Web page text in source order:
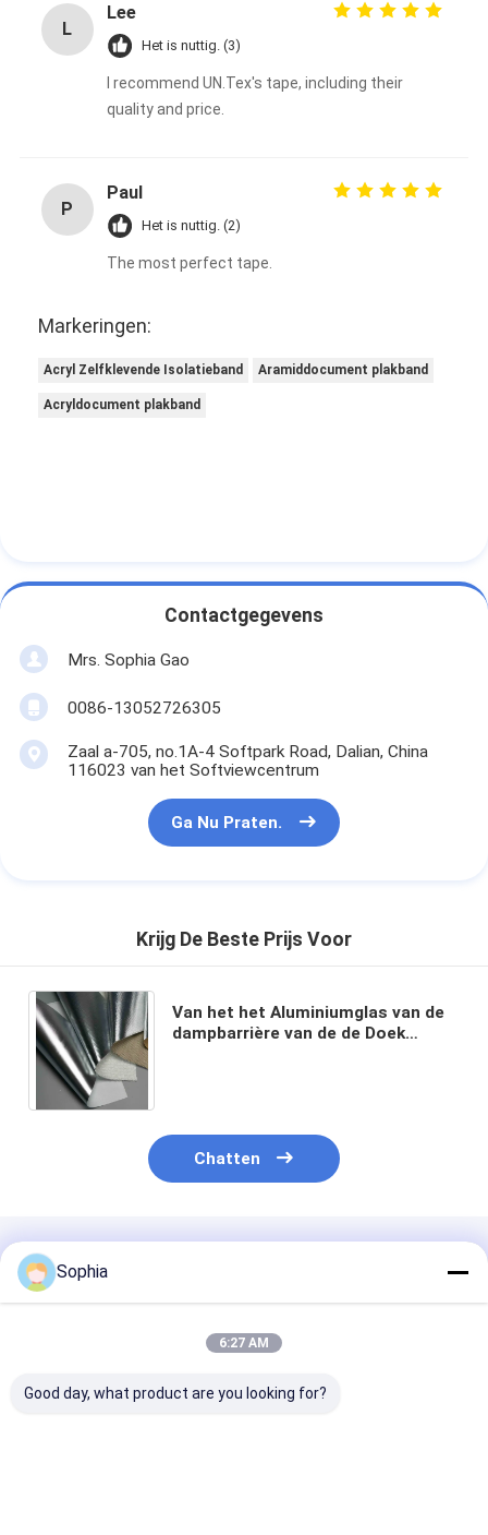
Ongeveer ons
Fabrieksreis
Contacteer ons
De Isolatieband van de glasdoek
Hittebestendige Isolatieband
Folie Onder ogen gezien Kraftpapier-Document
De Doek van de aluminiumfolieglasvezel
De Band van het foliegrof linnen
De Band van de doekbuis
Tweezijdige Plakband
Elektrische isolatieplaat
L
Lee
Het is nuttig. (3)
I recommend UN.Tex's tape, including their
quality and price.
P
Paul
Het is nuttig. (2)
The most perfect tape.
Markeringen:
Acryl Zelfklevende Isolatieband Aramiddocument plakband
Acryldocument plakband
Contactgegevens
Mrs. Sophia Gao
0086-13052726305
Zaal a-705, no.1A-4 Softpark Road, Dalian, China
116023 van het Softviewcentrum
Ga Nu Praten.
Krijg De Beste Prijs Voor
Van het het Aluminiumglas van de
dampbarrière van de de Doek
Chatten
Geadviseerde Producten
Sophia
6:27 AM
Good day, what product are you looking for?